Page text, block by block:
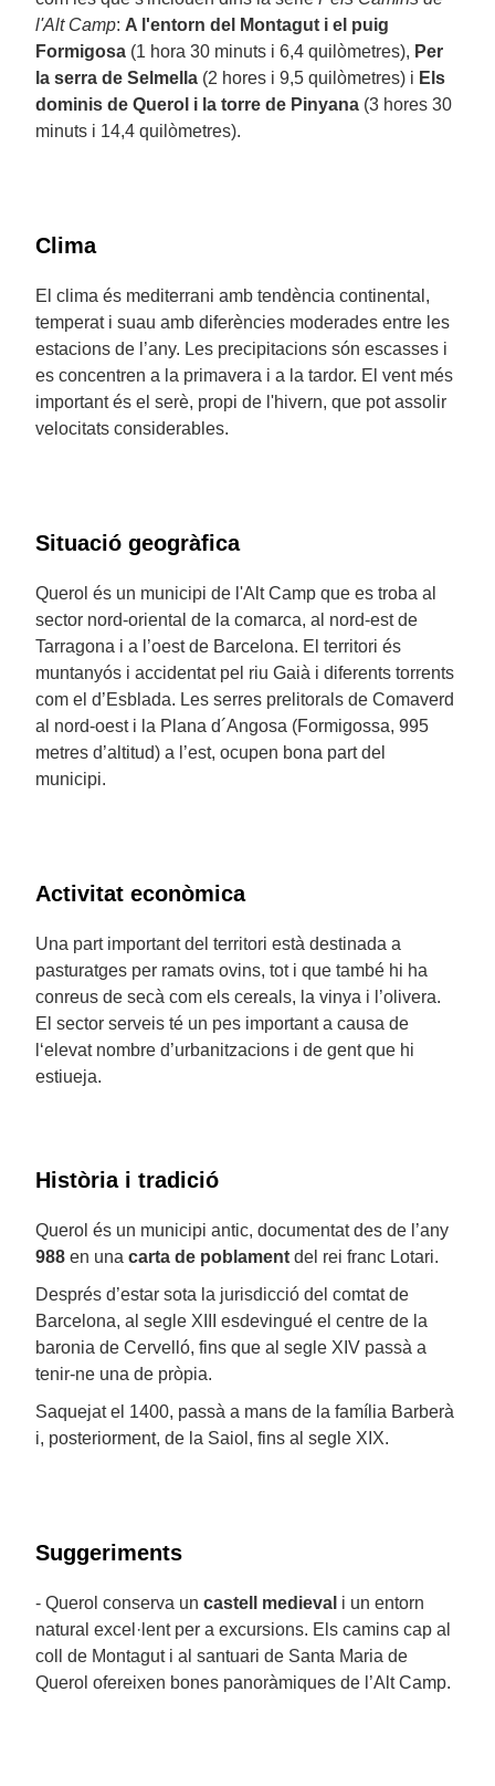
l'Alt Camp: A l'entorn del Montagut i el puig
Formigosa (1 hora 30 minuts i 6,4 quilòmetres), Per
la serra de Selmella (2 hores i 9,5 quilòmetres) i Els
dominis de Querol i la torre de Pinyana (3 hores 30
minuts i 14,4 quilòmetres).
Clima
El clima és mediterrani amb tendència continental,
temperat i suau amb diferències moderades entre les
estacions de l’any. Les precipitacions són escasses i
es concentren a la primavera i a la tardor. El vent més
important és el serè, propi de l'hivern, que pot assolir
velocitats considerables.
Situació geogràfica
Querol és un municipi de l'Alt Camp que es troba al
sector nord-oriental de la comarca, al nord-est de
Tarragona i a l’oest de Barcelona. El territori és
muntanyós i accidentat pel riu Gaià i diferents torrents
com el d’Esblada. Les serres prelitorals de Comaverd
al nord-oest i la Plana d´Angosa (Formigossa, 995
metres d’altitud) a l’est, ocupen bona part del
municipi.
Activitat econòmica
Una part important del territori està destinada a
pasturatges per ramats ovins, tot i que també hi ha
conreus de secà com els cereals, la vinya i l’olivera.
El sector serveis té un pes important a causa de
l‘elevat nombre d’urbanitzacions i de gent que hi
estiueja.
Història i tradició
Querol és un municipi antic, documentat des de l’any
988 en una carta de poblament del rei franc Lotari.
Després d’estar sota la jurisdicció del comtat de
Barcelona, al segle XIII esdevingué el centre de la
baronia de Cervelló, fins que al segle XIV passà a
tenir-ne una de pròpia.
Saquejat el 1400, passà a mans de la família Barberà
i, posteriorment, de la Saiol, fins al segle XIX.
Suggeriments
- Querol conserva un castell medieval i un entorn
natural excel·lent per a excursions. Els camins cap al
coll de Montagut i al santuari de Santa Maria de
Querol ofereixen bones panoràmiques de l’Alt Camp.